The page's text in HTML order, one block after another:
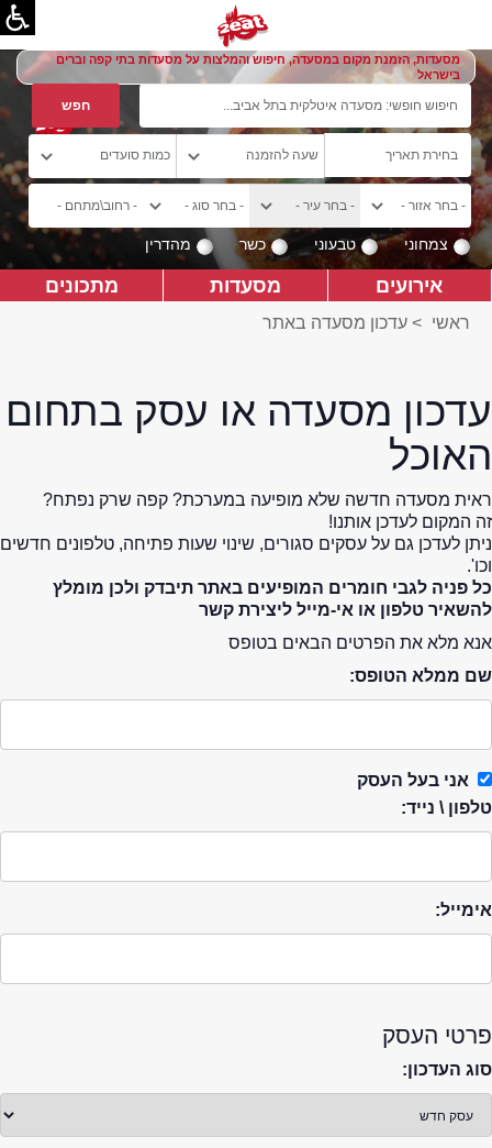
מסעדות, הזמנת מקום במסעדה, חיפוש והמלצות על מסעדות בתי קפה וברים
בישראל
צמחוני טבעוני כשר מהדרין
אירועים מסעדות מתכונים
ראשי > עדכון מסעדה באתר
עדכון מסעדה או עסק בתחום
האוכל
ראית מסעדה חדשה שלא מופיעה במערכת? קפה שרק נפתח?
זה המקום לעדכן אותנו!
ניתן לעדכן גם על עסקים סגורים, שינוי שעות פתיחה, טלפונים חדשים
וכו'.
כל פניה לגבי חומרים המופיעים באתר תיבדק ולכן מומלץ
להשאיר טלפון או אי-מייל ליצירת קשר
אנא מלא את הפרטים הבאים בטופס
שם ממלא הטופס:
אני בעל העסק
טלפון \ נייד:
אימייל:
פרטי העסק
סוג העדכון: